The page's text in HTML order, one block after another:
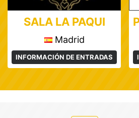
SALA LA PAQUI
Madrid
INFORMACIÓN DE ENTRADAS